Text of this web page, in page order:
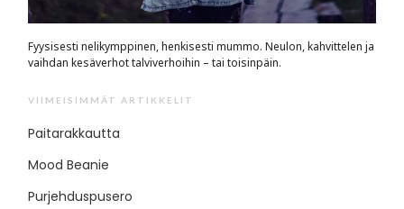
Fyysisesti nelikymppinen, henkisesti mummo. Neulon, kahvittelen ja
vaihdan kesäverhot talviverhoihin – tai toisinpäin.
VIIMEISIMMÄT ARTIKKELIT
Paitarakkautta
Mood Beanie
Purjehduspusero